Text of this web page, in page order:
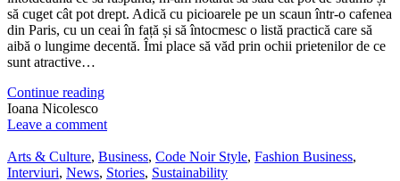
să cuget cât pot drept. Adică cu picioarele pe un scaun într-o cafenea
din Paris, cu un ceai în față și să întocmesc o listă practică care să
aibă o lungime decentă. Îmi place să văd prin ochii prietenilor de ce
sunt atractive…
Continue reading
Ioana Nicolesco
Leave a comment
Arts & Culture, Business, Code Noir Style, Fashion Business,
Interviuri, News, Stories, Sustainability